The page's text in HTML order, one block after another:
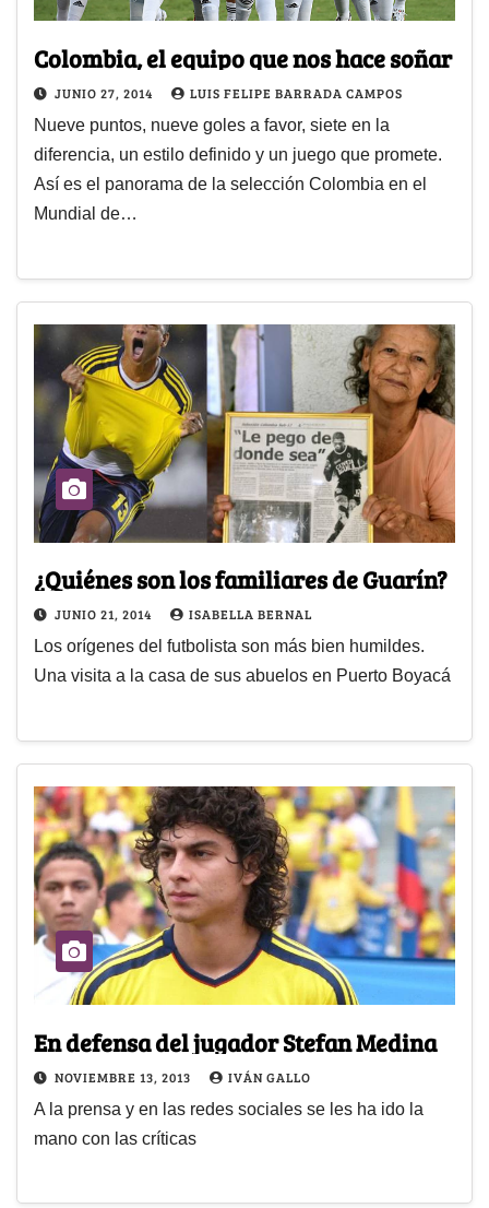
Colombia, el equipo que nos hace soñar
JUNIO 27, 2014 LUIS FELIPE BARRADA CAMPOS
Nueve puntos, nueve goles a favor, siete en la
diferencia, un estilo definido y un juego que promete.
Así es el panorama de la selección Colombia en el
Mundial de…
¿Quiénes son los familiares de Guarín?
JUNIO 21, 2014 ISABELLA BERNAL
Los orígenes del futbolista son más bien humildes.
Una visita a la casa de sus abuelos en Puerto Boyacá
En defensa del jugador Stefan Medina
NOVIEMBRE 13, 2013 IVÁN GALLO
A la prensa y en las redes sociales se les ha ido la
mano con las críticas